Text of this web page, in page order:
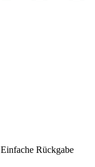
Einfache Rückgabe